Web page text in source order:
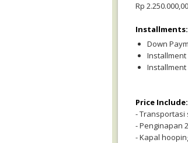
Rp
Installments:
Down
Installment
Installment
Price Include:
- Transportasi
- Penginapan
- Kapal